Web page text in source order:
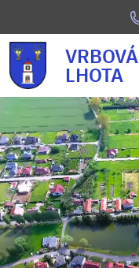
VRBOVÁ
LHOTA